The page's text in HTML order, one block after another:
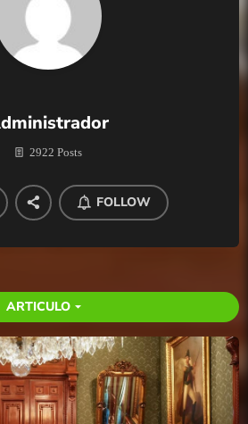
2922 Posts
FOLLOW
ARTICULO arrow_drop_down